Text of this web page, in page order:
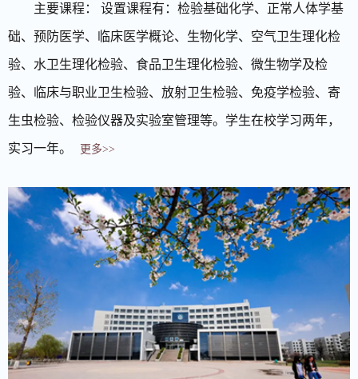
主要课程： 设置课程有：检验基础化学、正常人体学基
础、预防医学、临床医学概论、生物化学、空气卫生理化检
验、水卫生理化检验、食品卫生理化检验、微生物学及检
验、临床与职业卫生检验、放射卫生检验、免疫学检验、寄
生虫检验、检验仪器及实验室管理等。学生在校学习两年，
实习一年。 更多>>